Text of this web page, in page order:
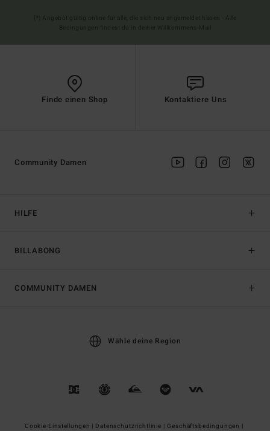
Finde einen Shop Kontaktiere Uns
HILFE
BILLABONG
Community Damen
COMMUNITY DAMEN
Wähle deine Region
Cookie-Einstellungen | Datenschutzrichtlinie | Geschäftsbedingungen |